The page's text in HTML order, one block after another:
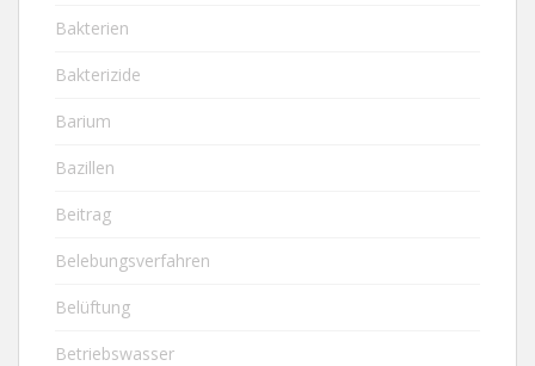
Bakterien
Bakterizide
Barium
Bazillen
Beitrag
Belebungsverfahren
Belüftung
Betriebswasser